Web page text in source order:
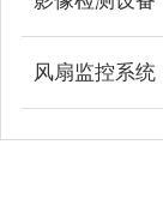
风扇监控系统